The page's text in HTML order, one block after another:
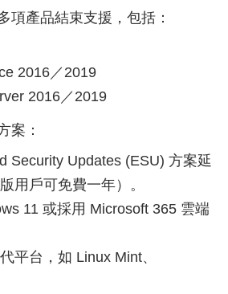
項產品結束支援，包括：
2016／2019
2016／2019
案：
Security Updates (ESU) 方案延
用戶可免費一年）。
11 或採用 Microsoft 365 雲端
平台，如 Linux Mint、